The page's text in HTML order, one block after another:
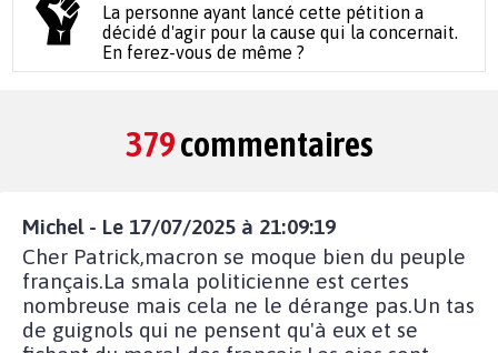
La personne ayant lancé cette pétition a
décidé d'agir pour la cause qui la concernait.
En ferez-vous de même ?
379commentaires
Michel - Le 17/07/2025 à 21:09:19
Cher Patrick,macron se moque bien du peuple
français.La smala politicienne est certes
nombreuse mais cela ne le dérange pas.Un tas
de guignols qui ne pensent qu'à eux et se